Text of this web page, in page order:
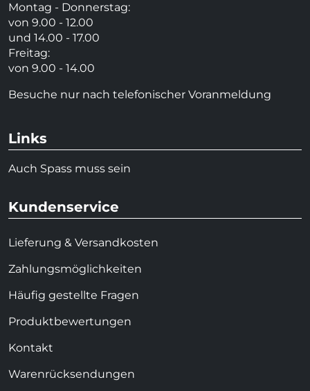
Montag - Donnerstag:
von 9.00 - 12.00
und 14.00 - 17.00
Freitag:
von 9.00 - 14.00
Besuche nur nach telefonischer Voranmeldung
Links
Auch Spass muss sein
Kundenservice
Lieferung & Versandkosten
Zahlungsmöglichkeiten
Häufig gestellte Fragen
Produktbewertungen
Kontakt
Warenrücksendungen